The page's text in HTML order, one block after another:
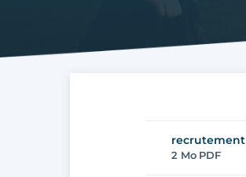
recrutement
2 Mo PDF